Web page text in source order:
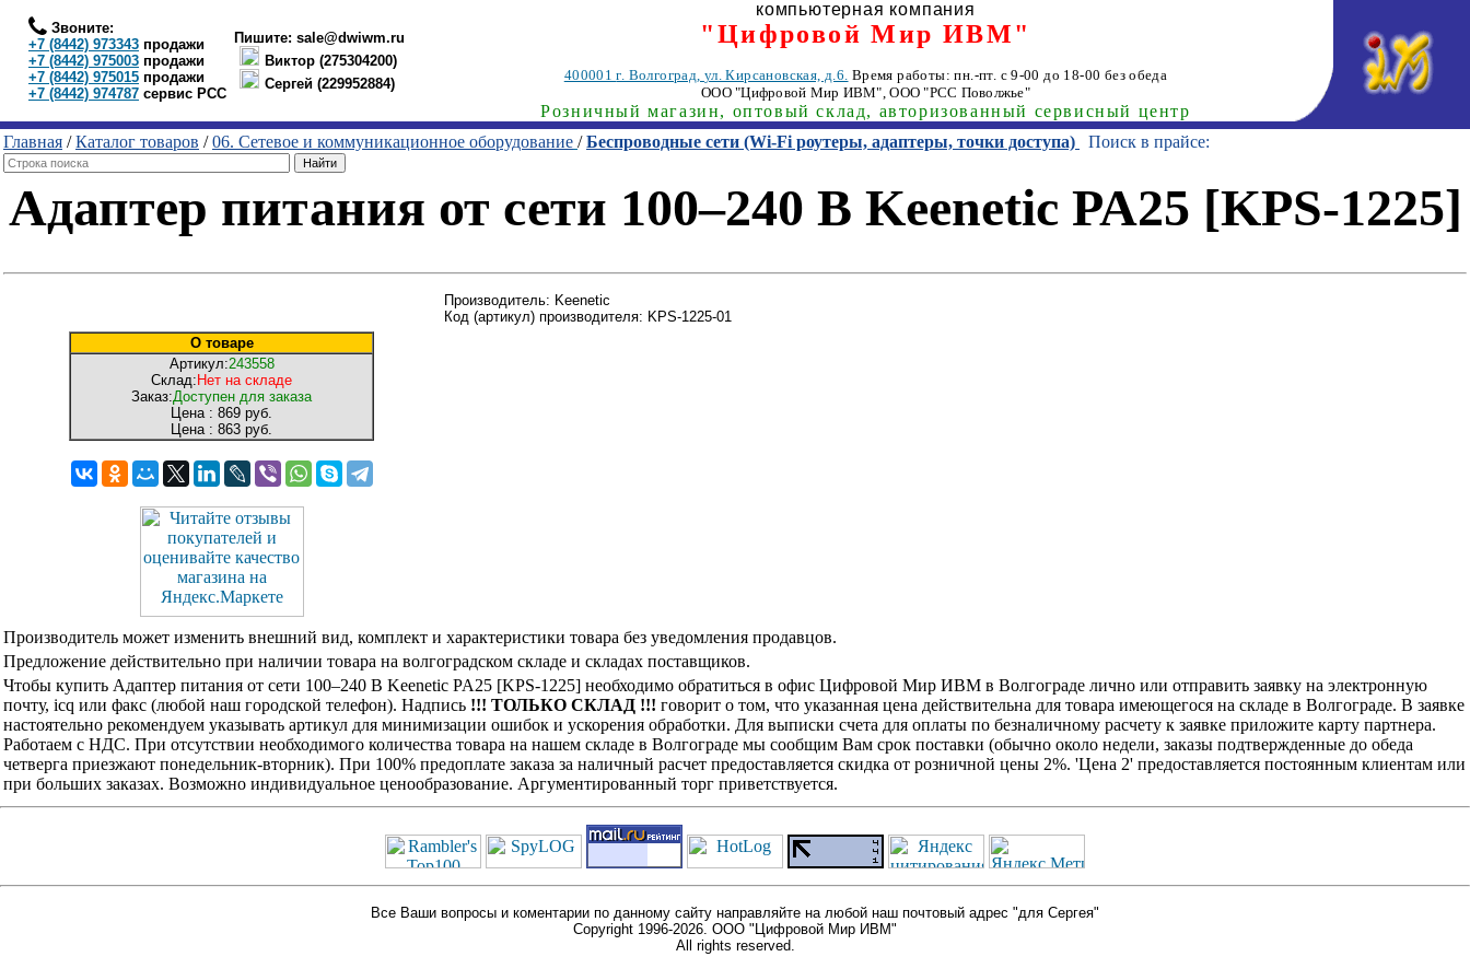
Звоните:
+7 (8442) 973343 продажи
+7 (8442) 975003 продажи
+7 (8442) 975015 продажи
+7 (8442) 974787 сервис РСС
Пишите: sale@dwiwm.ru
Виктор (275304200)
Сергей (229952884)
компьютерная компания
"Цифровой Мир ИВМ"
400001г. Волгоград, ул. Кирсановская, д.6. Время работы: пн.-пт. с 9-00 до 18-00 без обеда
ООО "Цифровой Мир ИВМ", ООО "РСС Поволжье"
Розничный магазин, оптовый склад, авторизованный сервисный центр
Главная /Каталог товаров /06. Сетевое и коммуникационное оборудование /Беспроводные сети (Wi-Fi роутеры, адаптеры, точки доступа) Поиск в прайсе:
Адаптер питания от сети 100–240 В Keenetic PA25 [KPS-1225]
О товаре
Артикул:243558
Склад: Нет на складе
Заказ:Доступен для заказа
Цена : 869 руб.
Цена : 863 руб.
Производитель: Keenetic
Код (артикул) производителя: KPS-1225-01
Производитель может изменить внешний вид, комплект и характеристики товара без уведомления продавцов.
Предложение действительно при наличии товара на волгоградском складе и складах поставщиков.
Чтобы купить Адаптер питания от сети 100–240 В Keenetic PA25 [KPS-1225] необходимо обратиться в офис Цифровой Мир ИВМ в Волгограде лично или отправить заявку на электронную
почту, icq или факс (любой наш городской телефон). Надпись !!! ТОЛЬКО СКЛАД !!! говорит о том, что указанная цена действительна для товара имеющегося на складе в Волгограде. В заявке
настоятельно рекомендуем указывать артикул для минимизации ошибок и ускорения обработки. Для выписки счета для оплаты по безналичному расчету к заявке приложите карту партнера.
Работаем с НДС. При отсутствии необходимого количества товара на нашем складе в Волгограде мы сообщим Вам срок поставки (обычно около недели, заказы подтвержденные до обеда
четверга приезжают понедельник-вторник). При 100% предоплате заказа за наличный расчет предоставляется скидка от розничной цены 2%. 'Цена 2' предоставляется постоянным клиентам или
при больших заказах. Возможно индивидуальное ценообразование. Аргументированный торг приветствуется.
Все Ваши вопросы и коментарии по данному сайту направляйте на любой наш почтовый адрес "для Сергея"
Copyright 1996-2026. ООО "Цифровой Мир ИВМ"
All rights reserved.